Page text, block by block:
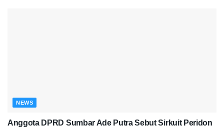
NEWS
Anggota DPRD Sumbar Ade Putra Sebut Sirkuit Peridon